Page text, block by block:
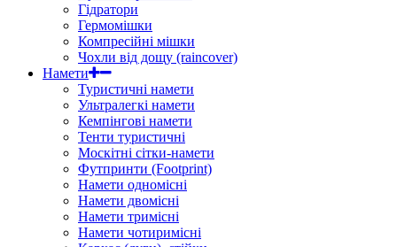
Гідратори
Гермомішки
Компресійні мішки
Чохли від дощу (raincover)
Намети
Туристичні намети
Ультралегкі намети
Кемпінгові намети
Тенти туристичні
Москітні сітки-намети
Футпринти (Footprint)
Намети одномісні
Намети двомісні
Намети тримісні
Намети чотиримісні